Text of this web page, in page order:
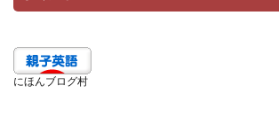
にほんブログ村